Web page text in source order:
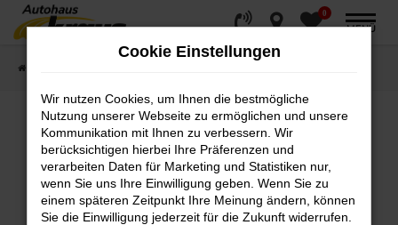
Zum
Hauptinhalt
springen
0
MENÜ
Fehler: Network Error
Beim Laden ist ein Fehler aufgetreten.
Hier sind ein paar Tipps, die dir helfen können:
Cookie Einstellungen
Wir nutzen Cookies, um Ihnen die bestmögliche
Nutzung unserer Webseite zu ermöglichen und unsere
Kommunikation mit Ihnen zu verbessern. Wir
berücksichtigen hierbei Ihre Präferenzen und
verarbeiten Daten für Marketing und Statistiken nur,
wenn Sie uns Ihre Einwilligung geben. Wenn Sie zu
einem späteren Zeitpunkt Ihre Meinung ändern, können
Sie die Einwilligung jederzeit für die Zukunft widerrufen.